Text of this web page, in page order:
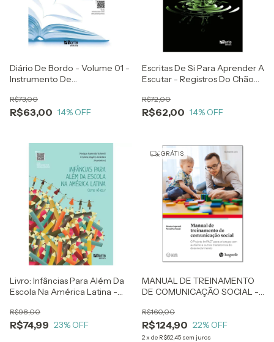
Diário De Bordo - Volume 01 -
Instrumento De
Professores E Gestores Da
Educação Básica - Ana Lúcia
R$63,00
R$73,00
14% OFF
Escritas De Si Para Aprender A
Escutar - Registros Do Chão
R$62,00
R$72,00
14% OFF
Livro: Infâncias Para Além Da
Escola Na América Latina -
Voltarelli E Cristiano Alcântara
R$74,99
R$98,00
23% OFF
GRÁTIS
MANUAL DE TREINAMENTO
DE COMUNICAÇÃO SOCIAL -
CRIANÇAS COM AUTISMO E
OUTROS TRANSTORNOS DO
DESENVOLVIMENTO - BROOK
R$124,90
R$160,00
22% OFF
2x de R$62,45 sem juros